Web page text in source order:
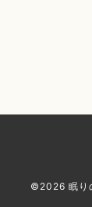
©2026 眠り